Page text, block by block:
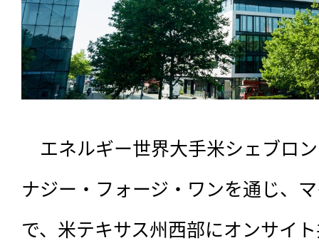
エネルギー世界大手米シェブロ
ナジー・フォージ・ワンを通じ、
で、米テキサス州西部にオンサイ